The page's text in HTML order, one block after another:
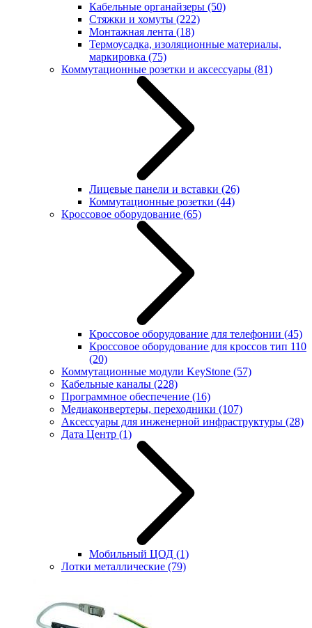
Кабельные органайзеры (50)
Стяжки и хомуты (222)
Монтажная лента (18)
Термоусадка, изоляционные материалы,
маркировка (75)
Коммутационные розетки и аксессуары (81)
Лицевые панели и вставки (26)
Коммутационные розетки (44)
Кроссовое оборудование (65)
Кроссовое оборудование для телефонии (45)
Кроссовое оборудование для кроссов тип 110
(20)
Коммутационные модули KeyStone (57)
Кабельные каналы (228)
Программное обеспечение (16)
Медиаконвертеры, переходники (107)
Аксессуары для инженерной инфраструктуры (28)
Дата Центр (1)
Мобильный ЦОД (1)
Лотки металлические (79)